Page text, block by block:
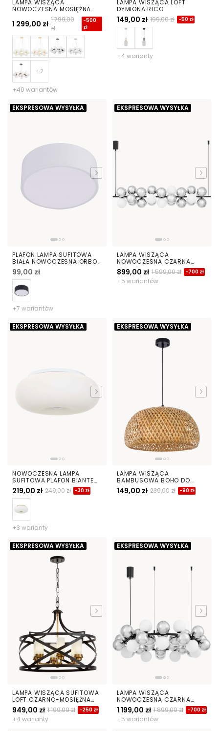
LAMPA WISZĄCA
NOWOCZESNA MOSIĘŻNA
BIAŁE KULE MARSIADA 25
1 299,00 zł 1 799,00
zł
-500
zł
+40 wariantów
LAMPA WISZĄCA LOFT
DYMIONA RICO
149,00 zł 199,00 zł -50 zł
+4 warianty
EKSPRESOWA WYSYŁKA
PLAFON LAMPA SUFITOWA
BIAŁA NOWOCZESNA ORBO
D23
99,00 zł
+7 wariantów
EKSPRESOWA WYSYŁKA
LAMPA WISZĄCA
NOWOCZESNA CZARNA
SAONA W27
899,00 zł 1 599,00 zł -700 zł
+5 wariantów
EKSPRESOWA WYSYŁKA
NOWOCZESNA LAMPA
SUFITOWA PLAFON BIANTE
D28
219,00 zł 249,00 zł -30 zł
+3 warianty
EKSPRESOWA WYSYŁKA
LAMPA WISZĄCA
BAMBUSOWA BOHO DO
JADALNI I SALONU PLECIONA
SUFITOWA 38 CM
149,00 zł 239,00 zł -90 zł
EKSPRESOWA WYSYŁKA
LAMPA WISZĄCA SUFITOWA
LOFT CZARNO-MOSIĘŻNA
ASTILA W6
949,00 zł 1 199,00 zł -250 zł
+4 warianty
EKSPRESOWA WYSYŁKA
LAMPA WISZĄCA
NOWOCZESNA CZARNA
SAONA W42
1 199,00 zł 1 899,00 zł -700 zł
+5 wariantów